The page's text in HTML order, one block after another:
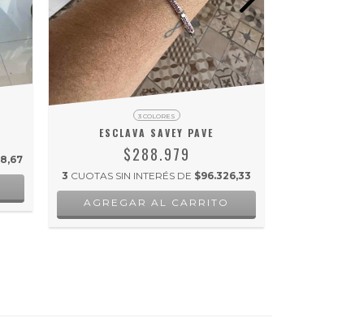
3 COLORES
ESCLAVA SAVEY PAVE
$288.979
3 CUOTAS SIN INTERÉS DE $96.326,33
AGREGAR AL CARRITO